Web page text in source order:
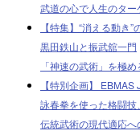
武道の心で人生のター
【特集】“消える動き”
黒田鉄山と振武舘一門
「神速の武術」を極
【特別企画】
詠春拳を使った格闘
伝統武術の現代適応へ